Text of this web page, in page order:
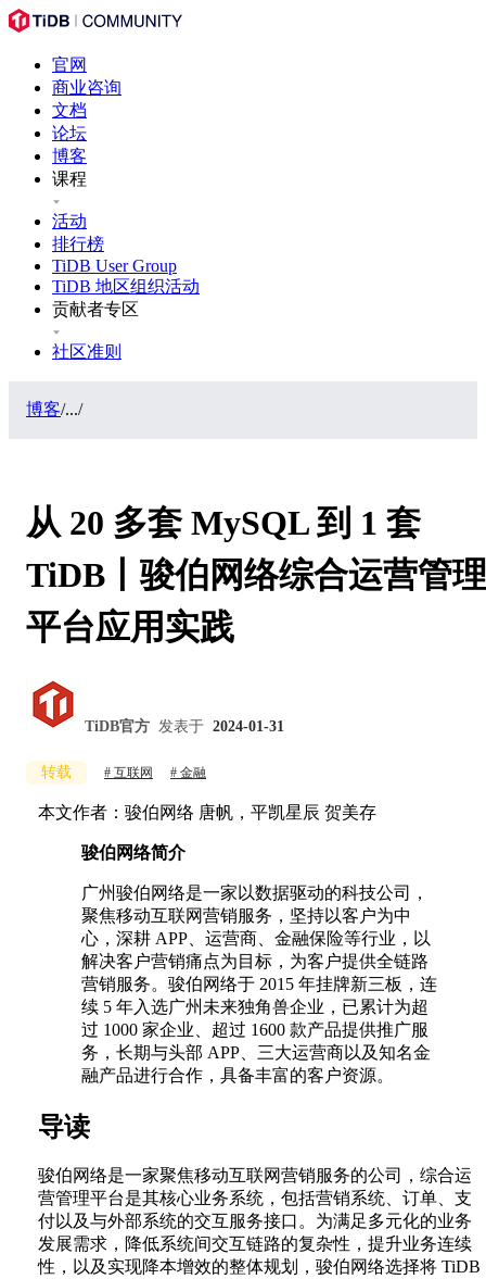
官网
商业咨询
文档
论坛
博客
课程
活动
排行榜
TiDB User Group
TiDB 地区组织活动
贡献者专区
社区准则
博客/.../
从 20 多套 MySQL 到 1 套
TiDB丨骏伯网络综合运营管理
平台应用实践
TiDB官方 发表于 2024-01-31
转载 互联网 金融
本文作者：骏伯网络 唐帆，平凯星辰 贺美存
骏伯网络简介
广州骏伯网络是一家以数据驱动的科技公司，
聚焦移动互联网营销服务，坚持以客户为中
心，深耕 APP、运营商、金融保险等行业，以
解决客户营销痛点为目标，为客户提供全链路
营销服务。骏伯网络于 2015 年挂牌新三板，连
续 5 年入选广州未来独角兽企业，已累计为超
过 1000 家企业、超过 1600 款产品提供推广服
务，长期与头部 APP、三大运营商以及知名金
融产品进行合作，具备丰富的客户资源。
导读
骏伯网络是一家聚焦移动互联网营销服务的公司，综合运
营管理平台是其核心业务系统，包括营销系统、订单、支
付以及与外部系统的交互服务接口。为满足多元化的业务
发展需求，降低系统间交互链路的复杂性，提升业务连续
性，以及实现降本增效的整体规划，骏伯网络选择将 TiDB